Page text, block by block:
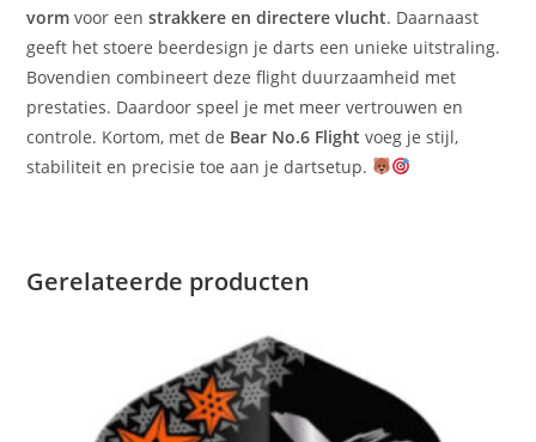
vorm voor eenstrakkere en directere vlucht. Daarnaast
geeft het stoere beerdesign je darts een unieke uitstraling.
Bovendien combineert deze flight duurzaamheid met
prestaties. Daardoor speel je met meer vertrouwen en
controle. Kortom, met de Bear No.6 Flight voeg je stijl,
stabiliteit en precisie toe aan je dartsetup.
Gerelateerde producten